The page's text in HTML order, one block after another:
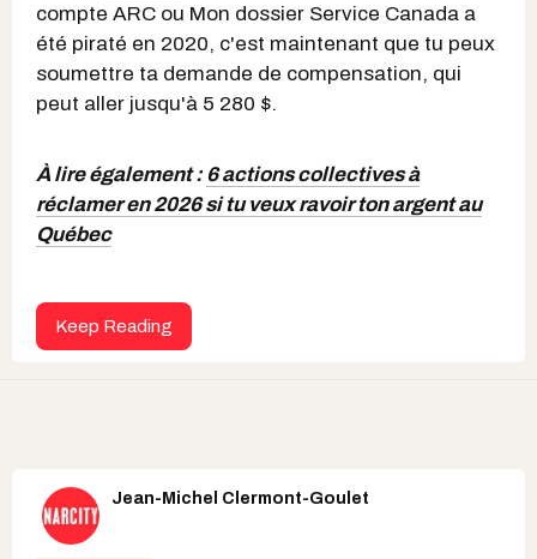
compte ARC ou Mon dossier Service Canada a
été piraté en 2020, c'est maintenant que tu peux
soumettre ta demande de compensation, qui
peut aller jusqu'à 5 280 $.
À lire également :6 actions collectives à
réclamer en 2026 si tu veux ravoir ton argent au
Québec
Keep Reading
Jean-Michel Clermont-Goulet